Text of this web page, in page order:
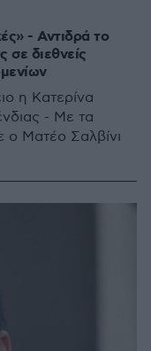
- Αντιδρά το
σε διεθνείς
η Κατερίνα
- Με τα
ο Ματέο Σαλβίνι